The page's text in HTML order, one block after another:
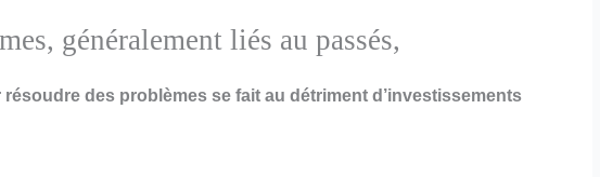
généralement liés au passés,
des problèmes se fait au détriment d’investissements